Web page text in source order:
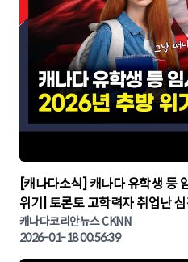
▶
[캐나다소식] 캐나다 유학생 등
위기| 토론토 고학력자 취업난
CKNNEWS, 캐나다코리안뉴스
캐나다코리안뉴스 CKNN
2026-01-18 00:56:39